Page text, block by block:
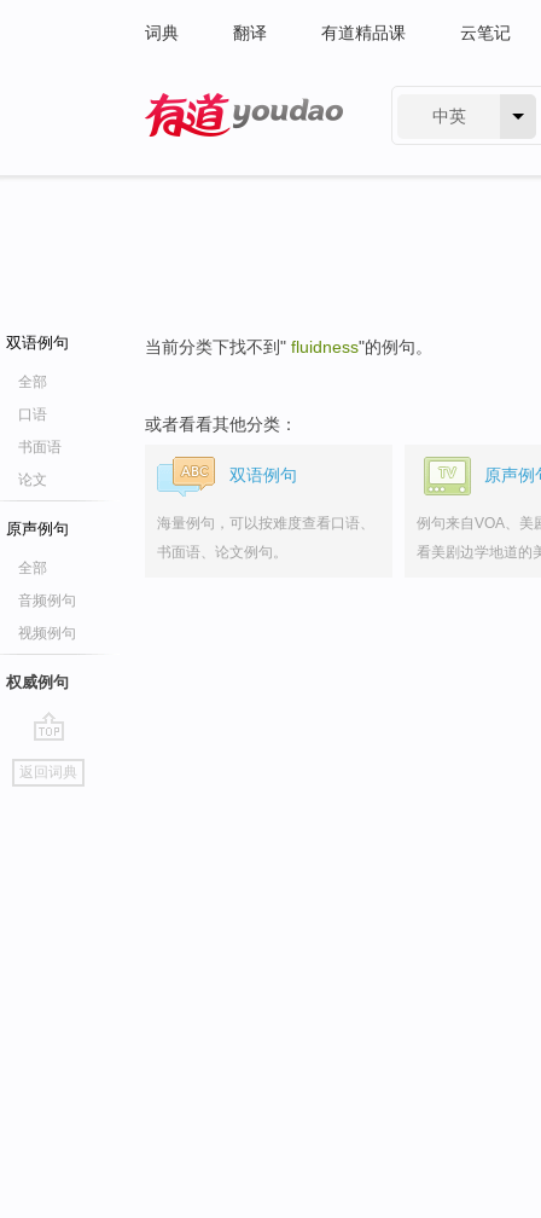
词典 翻译 有道精品课 云笔记
中英
双语例句
全部
口语
书面语
论文
原声例句
全部
音频例句
视频例句
权威例句
go
top
返回词典
当前分类下找不到" fluidness"的例句。
或者看看其他分类：
双语例句
海量例句，可以按难度查看口语、
书面语、论文例句。
原声例
例句来自VOA、美
看美剧边学地道的